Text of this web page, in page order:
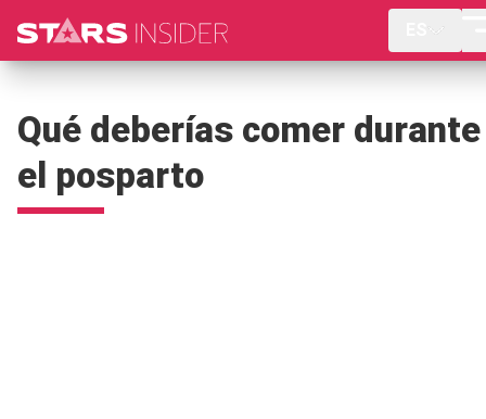
Qué deberías comer durante
el posparto